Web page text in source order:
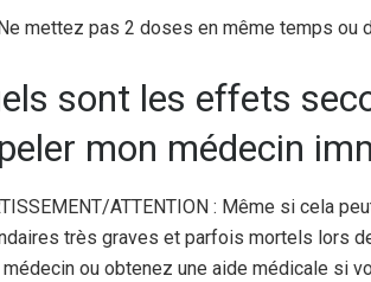
mettez pas 2 doses en même temps ou
sont les effets
mon médecin
ATTENTION : Même si cela
très graves et parfois mortels lors
ou obtenez une aide médicale si